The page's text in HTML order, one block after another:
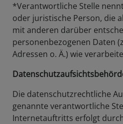
*Verantwortliche Stelle
oder juristische Person, die
mit anderen darüber
personenbezogenen Daten
Adressen o. Ä.) wie
Die datenschutzrechtliche
genannte verantwortliche
Internetauftritts erfolgt